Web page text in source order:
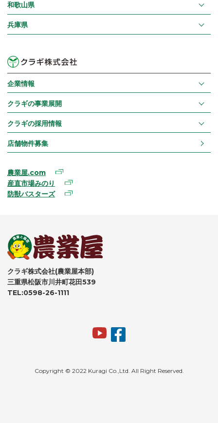
和歌山県
兵庫県
企業情報
クラギの事業展開
クラギの採用情報
店舗物件募集
農業屋.com
産直市場みのり
防獣バスターズ
クラギ株式会社(農業屋本部)
三重県松阪市川井町花田539
TEL:0598-26-1111
Copyright © 2022 Kuragi Co.,Ltd. All Right Reserved.